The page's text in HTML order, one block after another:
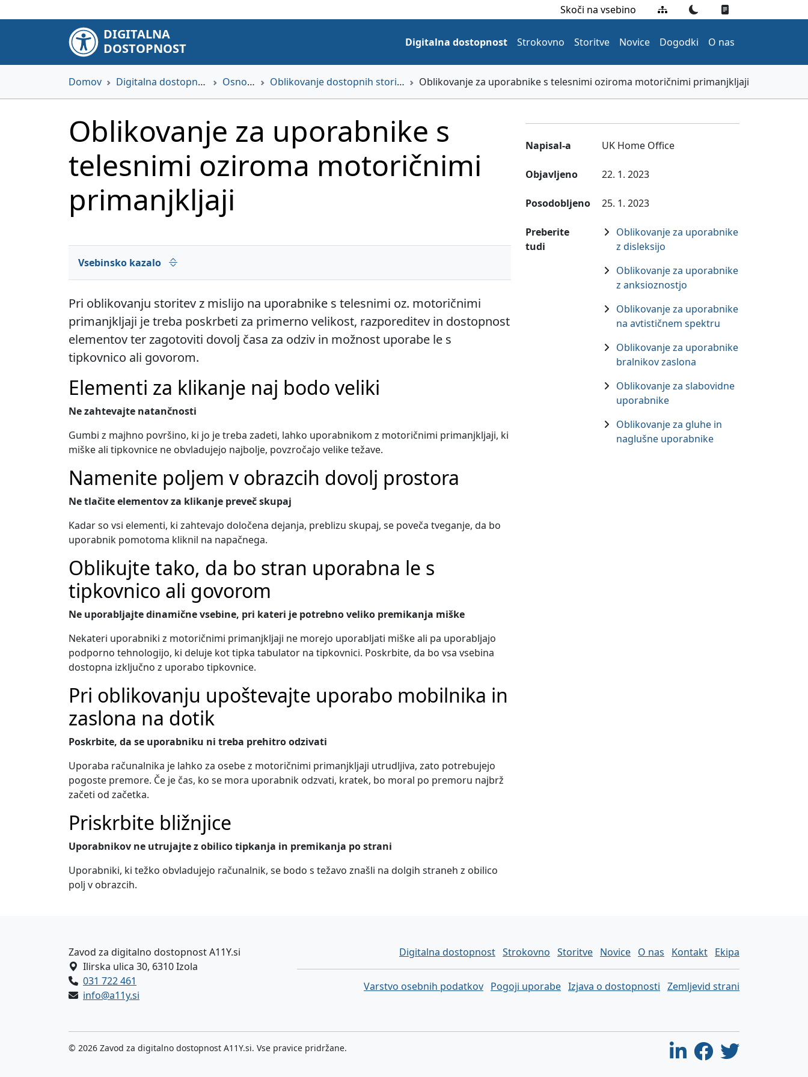
Skoči na vsebino Zemljevid straniPreklopi na temno temo
DIGITALNA
DOSTOPNOST
Digitalna dostopnost Strokovno Storitve Novice Dogodki O nas
Domov Digitalna dostopnost Osnove Oblikovanje dostopnih storitev Oblikovanje za uporabnike s telesnimi oziroma motoričnimi primanjkljaji
Oblikovanje za uporabnike s
telesnimi oziroma motoričnimi
primanjkljaji
Vsebinsko kazalo
Pri oblikovanju storitev z mislijo na uporabnike s telesnimi oz. motoričnimi
primanjkljaji je treba poskrbeti za primerno velikost, razporeditev in dostopnost
elementov ter zagotoviti dovolj časa za odziv in možnost uporabe le s
tipkovnico ali govorom.
Elementi za klikanje naj bodo veliki
Ne zahtevajte natančnosti
Gumbi z majhno površino, ki jo je treba zadeti, lahko uporabnikom z motoričnimi primanjkljaji, ki
miške ali tipkovnice ne obvladujejo najbolje, povzročajo velike težave.
Namenite poljem v obrazcih dovolj prostora
Ne tlačite elementov za klikanje preveč skupaj
Kadar so vsi elementi, ki zahtevajo določena dejanja, preblizu skupaj, se poveča tveganje, da bo
uporabnik pomotoma kliknil na napačnega.
Oblikujte tako, da bo stran uporabna le s
tipkovnico ali govorom
Ne uporabljajte dinamične vsebine, pri kateri je potrebno veliko premikanja miške
Nekateri uporabniki z motoričnimi primanjkljaji ne morejo uporabljati miške ali pa uporabljajo
podporno tehnologijo, ki deluje kot tipka tabulator na tipkovnici. Poskrbite, da bo vsa vsebina
dostopna izključno z uporabo tipkovnice.
Pri oblikovanju upoštevajte uporabo mobilnika in
zaslona na dotik
Poskrbite, da se uporabniku ni treba prehitro odzivati
Uporaba računalnika je lahko za osebe z motoričnimi primanjkljaji utrudljiva, zato potrebujejo
pogoste premore. Če je čas, ko se mora uporabnik odzvati, kratek, bo moral po premoru najbrž
začeti od začetka.
Priskrbite bližnjice
Uporabnikov ne utrujajte z obilico tipkanja in premikanja po strani
Uporabniki, ki težko obvladujejo računalnik, se bodo s težavo znašli na dolgih straneh z obilico
polj v obrazcih.
Napisal-a UK Home Office
Objavljeno 22. 1. 2023
Posodobljeno 25. 1. 2023
Preberite
tudi
Oblikovanje za uporabnike
z disleksijo
Oblikovanje za uporabnike
z anksioznostjo
Oblikovanje za uporabnike
na avtističnem spektru
Oblikovanje za uporabnike
bralnikov zaslona
Oblikovanje za slabovidne
uporabnike
Oblikovanje za gluhe in
naglušne uporabnike
Noga strani - naslov zavoda A11Y in hitre povezave
Zavod za digitalno dostopnost A11Y.si
Ilirska ulica 30, 6310 Izola
031 722 461
info@a11y.si
Digitalna dostopnost Strokovno Storitve Novice O nas Kontakt Ekipa
Varstvo osebnih podatkov Pogoji uporabe Izjava o dostopnosti Zemljevid strani
© 2026 Zavod za digitalno dostopnost A11Y.si. Vse pravice pridržane. LinkedinFacebookTwitter